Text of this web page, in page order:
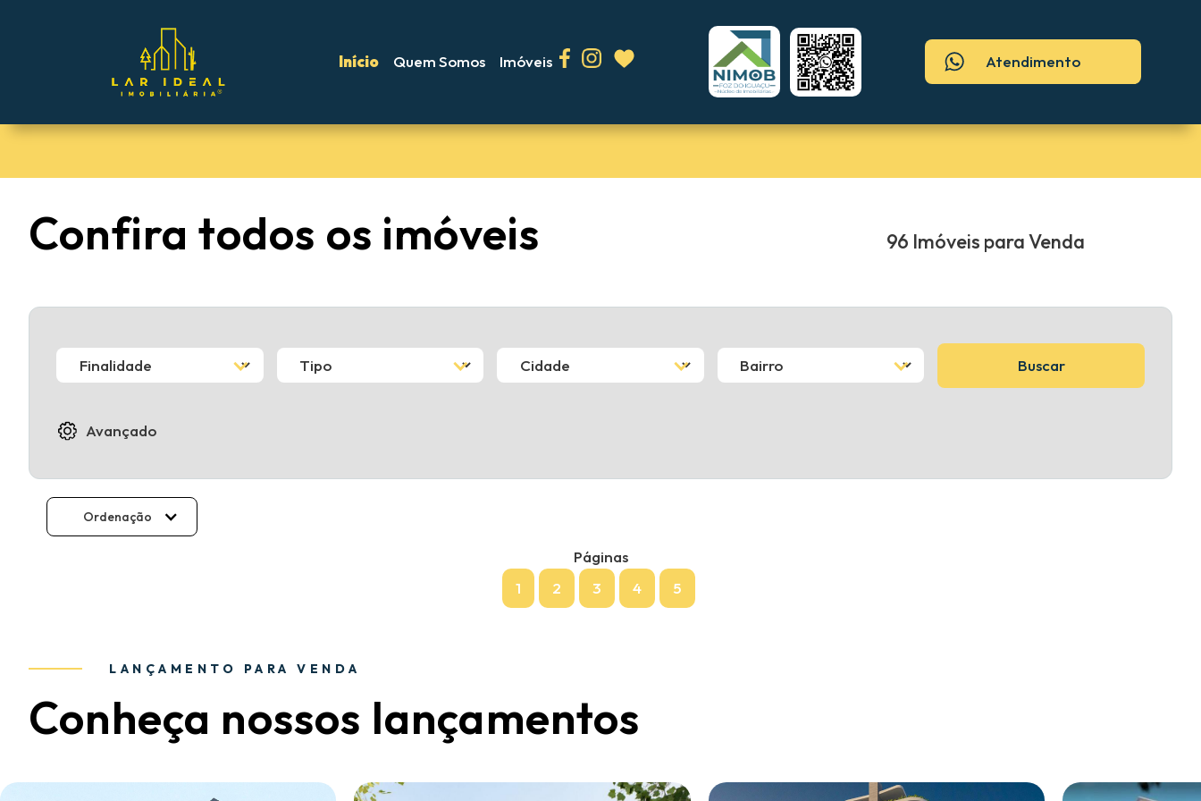
Início Quem Somos Imóveis Atendimento
Confira todos os imóveis 96 Imóveis para Venda
Avançado
Ordenação
Páginas
1
2 3 4 5
LANÇAMENTO PARA VENDA
Conheça nossos lançamentos